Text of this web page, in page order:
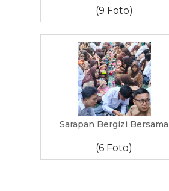
(9 Foto)
Sarapan Bergizi Bersama
(6 Foto)